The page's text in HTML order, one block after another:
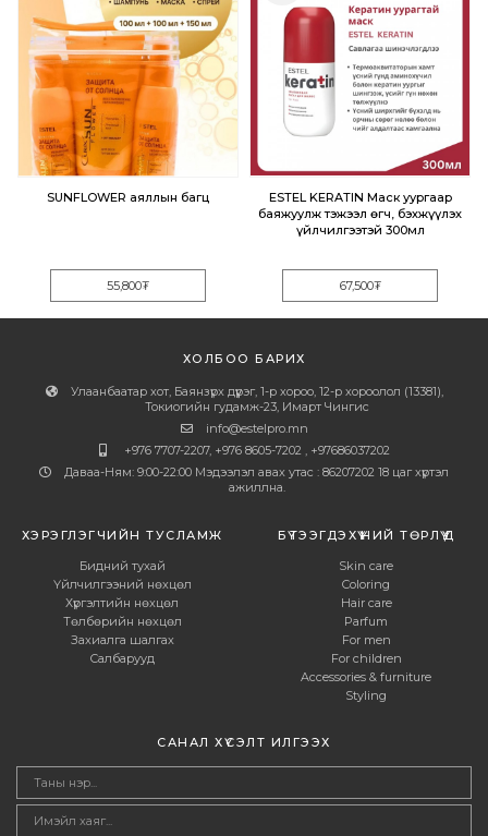
SUNFLOWER аяллын багц
55,800₮
ESTEL KERATIN Маск уургаар
баяжуулж тэжээл өгч, бэхжүүлэх
үйлчилгээтэй 300мл
67,500₮
ХОЛБОО БАРИХ
Улаанбаатар хот, Баянзүрх дүүрэг, 1-р хороо, 12-р хороолол (13381),
Токиогийн гудамж-23, Имарт Чингис
info@estelpro.mn
+976 7707-2207, +976 8605-7202 , +97686037202
Даваа-Ням: 9:00-22:00 Мэдээлэл авах утас : 86207202 18 цаг хүртэл
ажиллна.
ХЭРЭГЛЭГЧИЙН ТУСЛАМЖ
Бидний тухай
Үйлчилгээний нөхцөл
Хүргэлтийн нөхцөл
Төлбөрийн нөхцөл
Захиалга шалгах
Салбарууд
БҮТЭЭГДЭХҮҮНИЙ ТӨРЛҮҮД
Skin care
Coloring
Hair care
Parfum
For men
For children
Accessories & furniture
Styling
САНАЛ ХҮСЭЛТ ИЛГЭЭХ